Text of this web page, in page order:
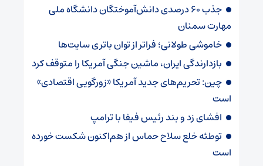
جذب ۶۰ درصدی دانش‌آموختگان دانشگاه ملی
مهارت سمنان
خاموشی طولانی؛ فراتر از توان باتری سایت‌ها
بازدارندگی ایران، ماشین جنگی آمریکا را متوقف کرد
چین: تحریم‌های جدید آمریکا «زورگویی اقتصادی»
است
افشای زد و بند رئیس فیفا با ترامپ
توطئه خلع سلاح حماس از هم‌اکنون شکست خورده
است